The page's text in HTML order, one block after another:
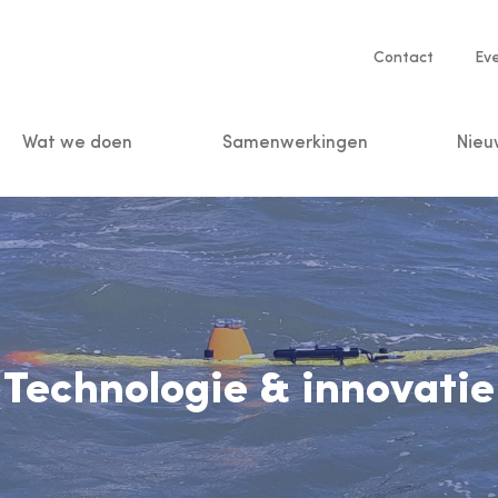
Service
Contact
Wat we doen Samenwerkingen
Technologie & innovatie